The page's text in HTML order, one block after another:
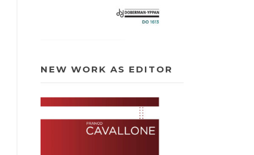
NEW WORK AS EDITOR